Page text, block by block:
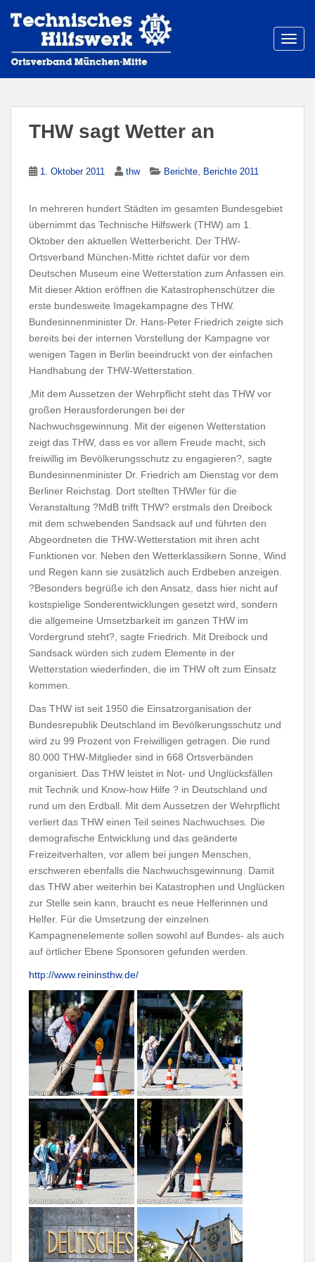
THW sagt Wetter an
1. Oktober 2011 thw Berichte Berichte 2011
In mehreren hundert Städten im gesamten Bundesgebiet
übernimmt das Technische Hilfswerk (THW) am 1.
Oktober den aktuellen Wetterbericht. Der THW-
Ortsverband München-Mitte richtet dafür vor dem
Deutschen Museum eine Wetterstation zum Anfassen ein.
Mit dieser Aktion eröffnen die Katastrophenschützer die
erste bundesweite Imagekampagne des THW.
Bundesinnenminister Dr. Hans-Peter Friedrich zeigte sich
bereits bei der internen Vorstellung der Kampagne vor
wenigen Tagen in Berlin beeindruckt von der einfachen
Handhabung der THW-Wetterstation.
‚Mit dem Aussetzen der Wehrpflicht steht das THW vor
großen Herausforderungen bei der
Nachwuchsgewinnung. Mit der eigenen Wetterstation
zeigt das THW, dass es vor allem Freude macht, sich
freiwillig im Bevölkerungsschutz zu engagieren?, sagte
Bundesinnenminister Dr. Friedrich am Dienstag vor dem
Berliner Reichstag. Dort stellten THWler für die
Veranstaltung ?MdB trifft THW? erstmals den Dreibock
mit dem schwebenden Sandsack auf und führten den
Abgeordneten die THW-Wetterstation mit ihren acht
Funktionen vor. Neben den Wetterklassikern Sonne, Wind
und Regen kann sie zusätzlich auch Erdbeben anzeigen.
?Besonders begrüße ich den Ansatz, dass hier nicht auf
kostspielige Sonderentwicklungen gesetzt wird, sondern
die allgemeine Umsetzbarkeit im ganzen THW im
Vordergrund steht?, sagte Friedrich. Mit Dreibock und
Sandsack würden sich zudem Elemente in der
Wetterstation wiederfinden, die im THW oft zum Einsatz
kommen.
Das THW ist seit 1950 die Einsatzorganisation der
Bundesrepublik Deutschland im Bevölkerungsschutz und
wird zu 99 Prozent von Freiwilligen getragen. Die rund
80.000 THW-Mitglieder sind in 668 Ortsverbänden
organisiert. Das THW leistet in Not- und Unglücksfällen
mit Technik und Know-how Hilfe ? in Deutschland und
rund um den Erdball. Mit dem Aussetzen der Wehrpflicht
verliert das THW einen Teil seines Nachwuchses. Die
demografische Entwicklung und das geänderte
Freizeitverhalten, vor allem bei jungen Menschen,
erschweren ebenfalls die Nachwuchsgewinnung. Damit
das THW aber weiterhin bei Katastrophen und Unglücken
zur Stelle sein kann, braucht es neue Helferinnen und
Helfer. Für die Umsetzung der einzelnen
Kampagnenelemente sollen sowohl auf Bundes- als auch
auf örtlicher Ebene Sponsoren gefunden werden.
http://www.reininsthw.de/